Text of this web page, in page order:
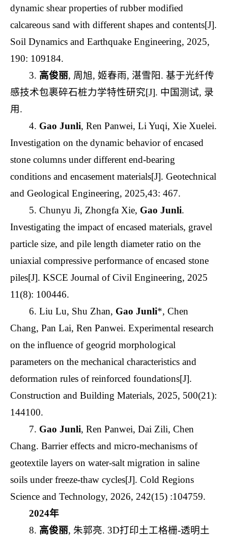
dynamic shear properties of rubber modified
calcareous sand with different shapes and contents[J].
Soil Dynamics and Earthquake Engineering, 2025,
190: 109184.
3. 高俊丽, 周旭, 姬春雨, 湛雪阳. 基于光纤传
感技术包裹碎石桩力学特性研究[J]. 中国测试, 录
用.
4. Gao Junli, Ren Panwei, Li Yuqi, Xie Xuelei.
Investigation on the dynamic behavior of encased
stone columns under different end-bearing
conditions and encasement materials[J]. Geotechnical
and Geological Engineering, 2025,43: 467.
5. Chunyu Ji, Zhongfa Xie, Gao Junli.
Investigating the impact of encased materials, gravel
particle size, and pile length diameter ratio on the
uniaxial compressive performance of encased stone
piles[J]. KSCE Journal of Civil Engineering, 2025
11(8): 100446.
6. Liu Lu, Shu Zhan, Gao Junli*, Chen
Chang, Pan Lai, Ren Panwei. Experimental research
on the influence of geogrid morphological
parameters on the mechanical characteristics and
deformation rules of reinforced foundations[J].
Construction and Building Materials, 2025, 500(21):
144100.
7. Gao Junli, Ren Panwei, Dai Zili, Chen
Chang. Barrier effects and micro-mechanisms of
geotextile layers on water-salt migration in saline
soils under freeze-thaw cycles[J]. Cold Regions
Science and Technology, 2026, 242(15) :104759.
2024年
8. 高俊丽, 朱郭亮. 3D打印土工格栅-透明土